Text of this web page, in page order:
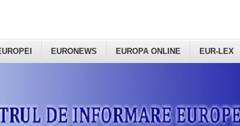
EURONEWS EUROPA ONLINE EUR-LEX